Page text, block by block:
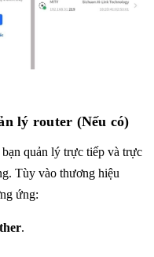
lý router (Nếu có)
quản lý trực tiếp và trực
Tùy vào thương hiệu
ứng:
.